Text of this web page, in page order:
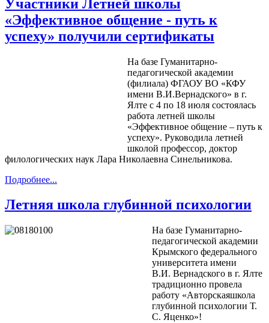
Участники Летней школы
«Эффективное общение - путь к
успеху» получили сертификаты
На базе Гуманитарно-
педагогической академии
(филиала) ФГАОУ ВО «КФУ
имени В.И.Вернадского» в г.
Ялте с 4 по 18 июля состоялась
работа летней школы
«Эффективное общение – путь к
успеху». Руководила летней
школой профессор, доктор
филологических наук Лара Николаевна Синельникова.
Подробнее...
Летняя школа глубинной психологии
На базе Гуманитарно-
педагогической академии
Крымского федерального
университета имени
В.И. Вернадского в г. Ялте
традиционно провела
работу «Авторскаяшкола
глубинной психологии Т.
С. Яценко»!